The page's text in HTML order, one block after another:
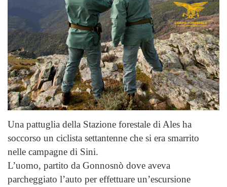
Una pattuglia della Stazione forestale di Ales ha
soccorso un ciclista settantenne che si era smarrito
nelle campagne di Sini.
L’uomo, partito da Gonnosnò dove aveva
parcheggiato l’auto per effettuare un’escursione